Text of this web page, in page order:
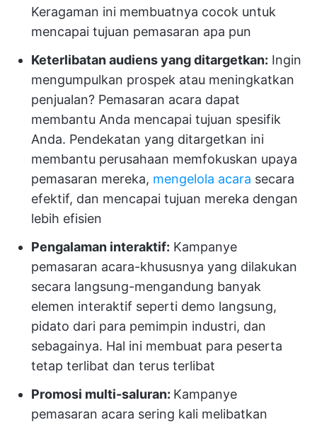
Keragaman ini membuatnya cocok untuk
mencapai tujuan pemasaran apa pun
Keterlibatan audiens yang ditargetkan: Ingin
mengumpulkan prospek atau meningkatkan
penjualan? Pemasaran acara dapat
membantu Anda mencapai tujuan spesifik
Anda. Pendekatan yang ditargetkan ini
membantu perusahaan memfokuskan upaya
pemasaran mereka, mengelola acara secara
efektif, dan mencapai tujuan mereka dengan
lebih efisien
Pengalaman interaktif: Kampanye
pemasaran acara-khususnya yang dilakukan
secara langsung-mengandung banyak
elemen interaktif seperti demo langsung,
pidato dari para pemimpin industri, dan
sebagainya. Hal ini membuat para peserta
tetap terlibat dan terus terlibat
Promosi multi-saluran: Kampanye
pemasaran acara sering kali melibatkan